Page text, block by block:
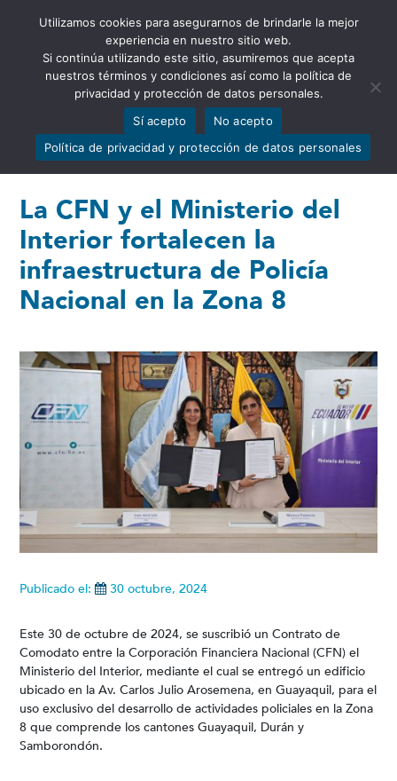
Abrir barra de herramientas
La CFN y el Ministerio del
Interior fortalecen la
infraestructura de Policía
Nacional en la Zona 8
Publicado el: 30 octubre, 2024
Este 30 de octubre de 2024, se suscribió un Contrato de
Comodato entre la Corporación Financiera Nacional (CFN) el
Ministerio del Interior, mediante el cual se entregó un edificio
ubicado en la Av. Carlos Julio Arosemena, en Guayaquil, para el
uso exclusivo del desarrollo de actividades policiales en la Zona
8 que comprende los cantones Guayaquil, Durán y
Samborondón.
Utilizamos cookies para asegurarnos de brindarle la mejor
experiencia en nuestro sitio web.
Si continúa utilizando este sitio, asumiremos que acepta
nuestros términos y condiciones así como la política de
privacidad y protección de datos personales.
Sí acepto
No acepto
Política de privacidad y protección de datos personales